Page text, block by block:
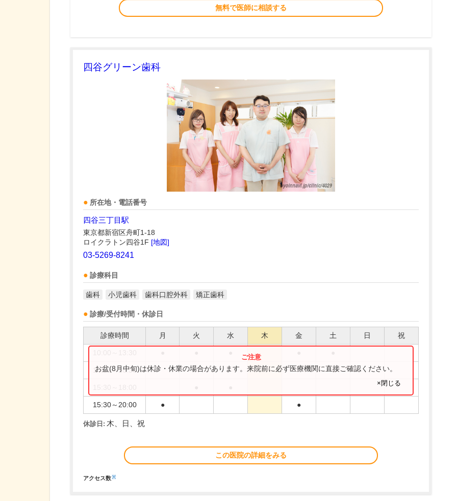
無料で医師に相談する
四谷グリーン歯科
所在地・電話番号
四谷三丁目駅
東京都新宿区舟町1-18
ロイクラトン四谷1F [地図]
03-5269-8241
診療科目
歯科 小児歯科 歯科口腔外科 矯正歯科
診療/受付時間・休診日
診療時間 月 火 水 木 金 土 日 祝
14:30～16:30 ●
15:30～20:00 ● ●
お盆(8月中旬)は休診・休業の場合があります。来院前に必ず医療機関に直接ご確認ください。
×閉じる
休診日: 木、日、祝
この医院の詳細をみる
アクセス数※